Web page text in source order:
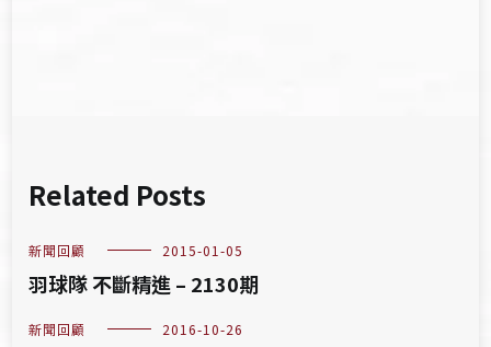
Related Posts
新聞回顧 2015-01-05
羽球隊 不斷精進 – 2130期
新聞回顧 2016-10-26